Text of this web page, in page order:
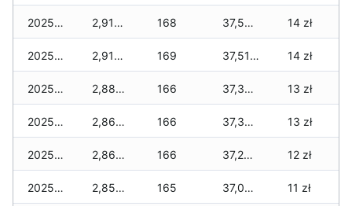
2025-11-25 2,910 zł 168 37,560 zł 14 zł
2025-11-24 2,910 zł 169 37,510 zł 14 zł
2025-11-23 2,880 zł 166 37,390 zł 13 zł
2025-11-22 2,860 zł 166 37,300 zł 13 zł
2025-11-21 2,860 zł 166 37,200 zł 12 zł
2025-11-20 2,850 zł 165 37,040 zł 11 zł